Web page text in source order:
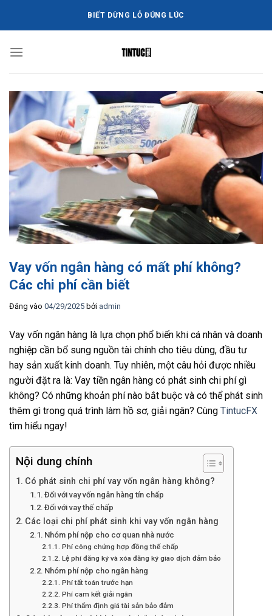
dung
BIẾT DỪNG LỖ ĐÚNG LÚC
Vay vốn ngân hàng có mất phí không?
Các chi phí cần biết
Đăng vào 04/29/2025 bởi admin
Vay vốn ngân hàng là lựa chọn phổ biến khi cá nhân và doanh
nghiệp cần bổ sung nguồn tài chính cho tiêu dùng, đầu tư
hay sản xuất kinh doanh. Tuy nhiên, một câu hỏi được nhiều
người đặt ra là: Vay tiền ngân hàng có phát sinh chi phí gì
không? Có những khoản phí nào bắt buộc và có thể phát sinh
thêm gì trong quá trình làm hồ sơ, giải ngân? Cùng TintucFX
tìm hiểu ngay!
Nội dung chính
Có phát sinh chi phí vay vốn ngân hàng không?
Đối với vay vốn ngân hàng tín chấp
Đối với vay thế chấp
Các loại chi phí phát sinh khi vay vốn ngân hàng
Nhóm phí nộp cho cơ quan nhà nước
Phí công chứng hợp đồng thế chấp
Lệ phí đăng ký và xóa đăng ký giao dịch đảm bảo
Nhóm phí nộp cho ngân hàng
Phí tất toán trước hạn
Phí cam kết giải ngân
Phí thẩm định giá tài sản bảo đảm